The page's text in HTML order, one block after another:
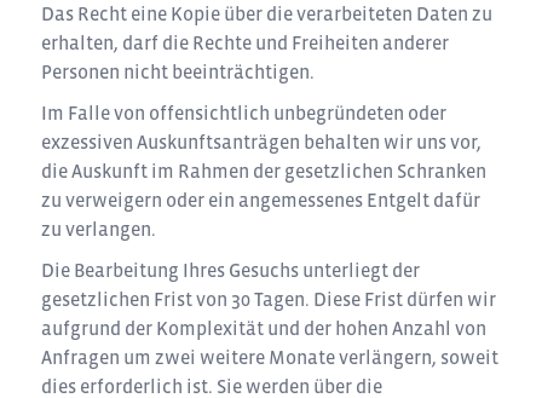
Das Recht eine Kopie über die verarbeiteten Daten zu
erhalten, darf die Rechte und Freiheiten anderer
Personen nicht beeinträchtigen.
Im Falle von offensichtlich unbegründeten oder
exzessiven Auskunftsanträgen behalten wir uns vor,
die Auskunft im Rahmen der gesetzlichen Schranken
zu verweigern oder ein angemessenes Entgelt dafür
zu verlangen.
Die Bearbeitung Ihres Gesuchs unterliegt der
gesetzlichen Frist von 30 Tagen. Diese Frist dürfen wir
aufgrund der Komplexität und der hohen Anzahl von
Anfragen um zwei weitere Monate verlängern, soweit
dies erforderlich ist. Sie werden über die